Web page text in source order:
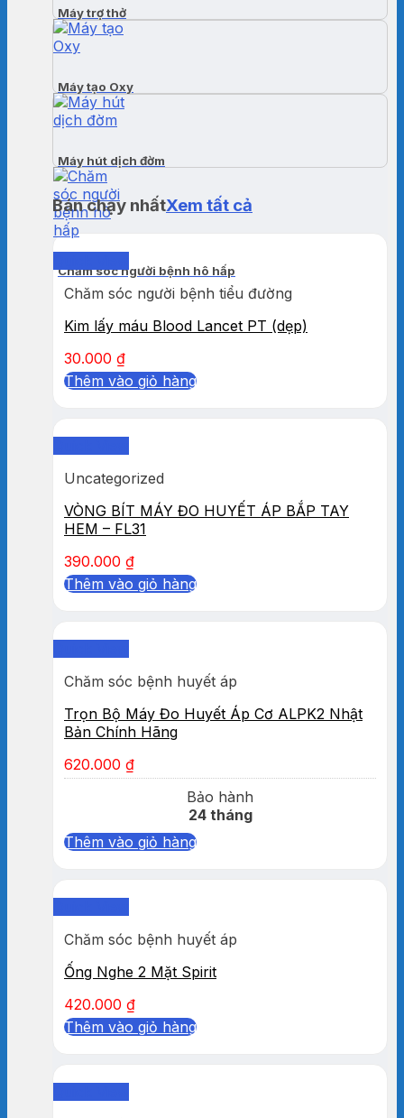
Máy trợ thở
Máy tạo Oxy
Máy hút dịch đờm
Chăm sóc người bệnh hô hấp
Bán chạy nhấtXem tất cả
Chăm sóc người bệnh tiểu đường
Kim lấy máu Blood Lancet PT (dẹp)
30.000 ₫
Thêm vào giỏ hàng
Uncategorized
VÒNG BÍT MÁY ĐO HUYẾT ÁP BẮP TAY
HEM – FL31
390.000 ₫
Thêm vào giỏ hàng
Chăm sóc bệnh huyết áp
Trọn Bộ Máy Đo Huyết Áp Cơ ALPK2 Nhật
Bản Chính Hãng
620.000 ₫
Bảo hành
24 tháng
Thêm vào giỏ hàng
Chăm sóc bệnh huyết áp
Ống Nghe 2 Mặt Spirit
420.000 ₫
Thêm vào giỏ hàng